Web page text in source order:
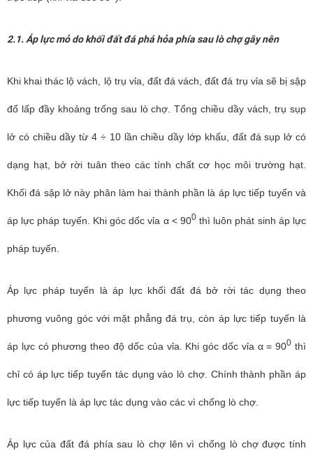
2.1. Áp lực mỏ do khối đất đá phá hỏa phía sau lò chợ gây nên
Khi khai thác lộ vách, lộ trụ vỉa, đất đá vách, đất đá trụ vỉa sẽ bị sập
đổ lấp đầy khoảng trống sau lò chợ. Tổng chiều dầy vách, trụ sụp
lở có chiều dầy từ 4 ÷ 10 lần chiều dầy lớp khấu, đất đá sụp lở có
dạng hạt, bở rời tuân theo các tính chất cơ học môi trường hạt.
Khối đá sập lở này phân làm hai thành phần là áp lực tiếp tuyến và
áp lực pháp tuyến. Khi góc dốc vỉa α < 900thì luôn phát sinh áp lực
pháp tuyến.
Áp lực pháp tuyến là áp lực khối đất đá bở rời tác dụng theo
phương vuông góc với mặt phẳng đá trụ, còn áp lực tiếp tuyến là
áp lực có phương theo độ dốc của vỉa. Khi góc dốc vỉa α = 900 thì
chỉ có áp lực tiếp tuyến tác dụng vào lò chợ. Chính thành phần áp
lực tiếp tuyến là áp lực tác dụng vào các vì chống lò chợ.
Áp lực của đất đá phía sau lò chợ lên vì chống lò chợ được tính